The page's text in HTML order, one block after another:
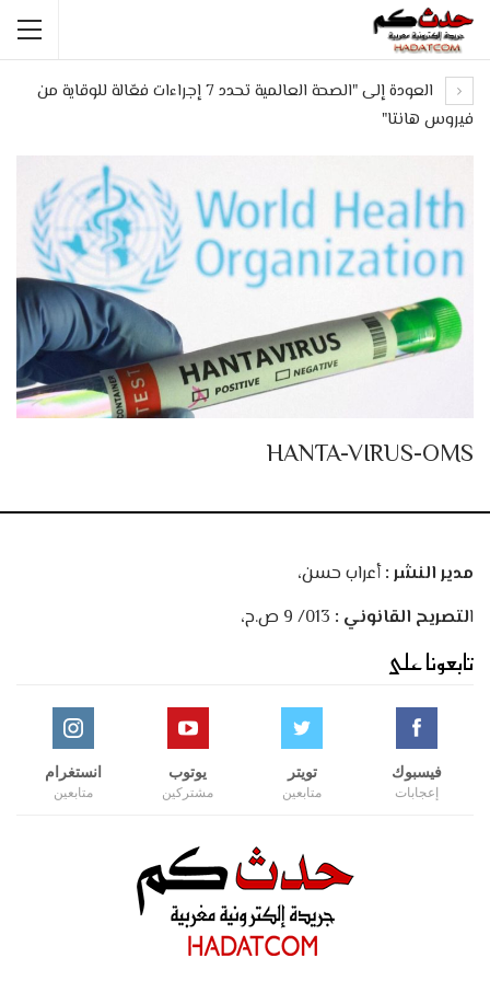
العودة إلى "الصحة العالمية تحدد 7 إجراءات فعّالة للوقاية من
فيروس هانتا"
HANTA-VIRUS-OMS
مدير النشر :أعراب حسن،
التصريح القانوني :
تابعونا على
فيسبوك
إعجابات
تويتر
متابعين
يوتوب
مشتركين
انستغرام
متابعين